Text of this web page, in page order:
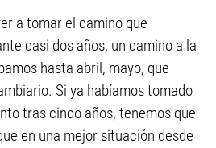
a tomar el camino que
casi dos años, un camino a la
hasta abril, mayo, que
Si ya habíamos tomado
tras cinco años, tenemos que
en una mejor situación desde